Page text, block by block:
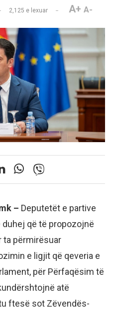
2,125 e lexuar A+ A-
– Deputetët e partive
që të propozojnë
ta përmirësuar
e ligjit që qeveria e
për Përfaqësim të
atë
ftesë sot Zëvendës-